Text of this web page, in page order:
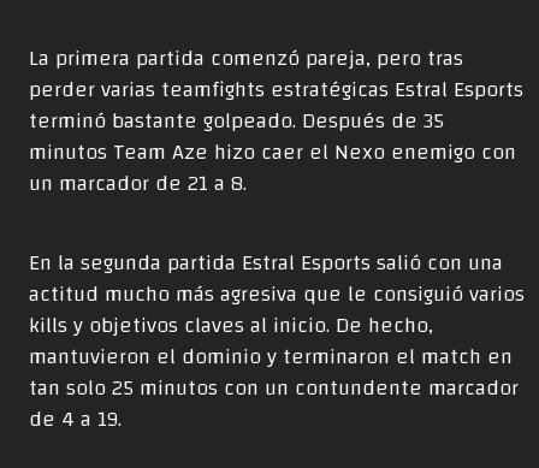
La primera partida comenzó pareja, pero tras
perder varias teamfights estratégicas Estral Esports
terminó bastante golpeado. Después de 35
minutos Team Aze hizo caer el Nexo enemigo con
un marcador de 21 a 8.
En la segunda partida Estral Esports salió con una
actitud mucho más agresiva que le consiguió varios
kills y objetivos claves al inicio. De hecho,
mantuvieron el dominio y terminaron el match en
tan solo 25 minutos con un contundente marcador
de 4 a 19.